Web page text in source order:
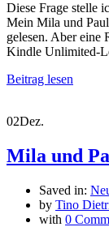
Diese Frage stelle
Mein Mila und
gelesen. Aber eine
Kindle Unlimited-
Beitrag lesen
02Dez.
Mila und
Saved in:
by Tino
with 0